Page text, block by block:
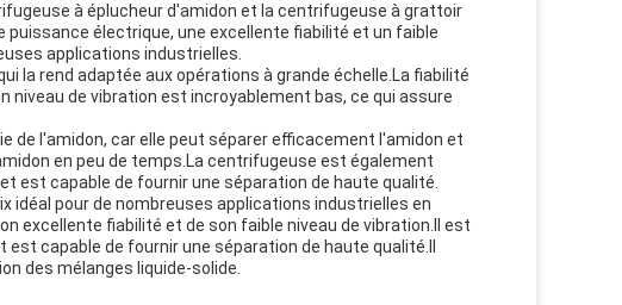
à éplucheur d'amidon et la centrifugeuse à grattoir
électrique, une excellente fiabilité et un faible
applications industrielles.
la rend adaptée aux opérations à grande échelle.La fiabilité
de vibration est incroyablement bas, ce qui assure
de l'amidon, car elle peut séparer efficacement l'amidon et
en peu de temps.La centrifugeuse est également
est capable de fournir une séparation de haute qualité.
idéal pour de nombreuses applications industrielles en
excellente fiabilité et de son faible niveau de vibration.Il est
capable de fournir une séparation de haute qualité.Il
des mélanges liquide-solide.